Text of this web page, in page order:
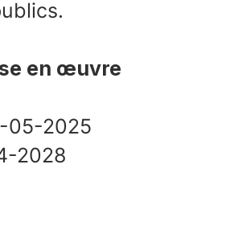
en œuvre
05-2025
2028